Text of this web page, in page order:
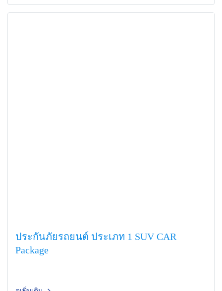
ประกันภัยรถยนต์ ประเภท 1 SUV CAR
Package